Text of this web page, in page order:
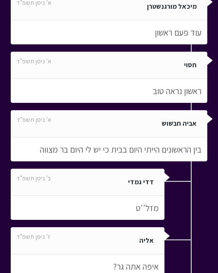
מיכאל מורגנשטרן א' ניסן תשפ"ד
עוד פעם ראשון
חסוי א' ניסן תשפ"ד
ראשון נראה טוב
אביה חבשוש א' ניסן תשפ"ד
בין הראשונים הייתי היום בבית כי יש לי היום בר מצווה
דדי גמדי ב' ניסן תשפ"ד
מזל''ט
אליה ז' ניסן תשפ"ד
איפה אתה גר?